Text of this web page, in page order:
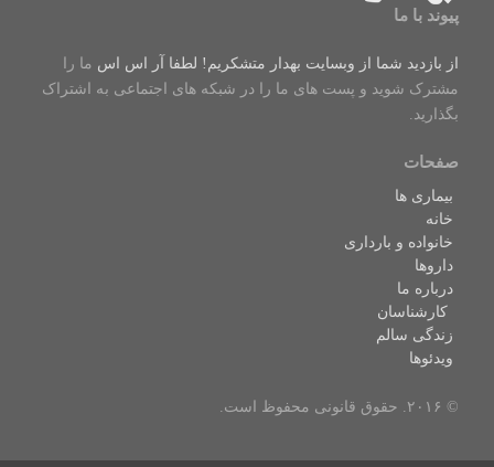
پیوند با ما
از بازدید شما از وبسایت بهدار متشکریم! لطفا آر اس اس ما را
مشترک شوید و پست های ما را در شبکه های اجتماعی به اشتراک
بگذارید.
صفحات
بیماری ها
خانه
خانواده و بارداری
داروها
درباره ما
کارشناسان
زندگی سالم
ویدئوها
© ۲۰۱۶. حقوق قانونی محفوظ است.